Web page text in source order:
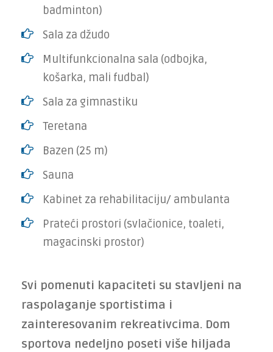
badminton)
Sala za džudo
Multifunkcionalna sala (odbojka,
košarka, mali fudbal)
Sala za gimnastiku
Teretana
Bazen (25 m)
Sauna
Kabinet za rehabilitaciju/ ambulanta
Prateći prostori (svlačionice, toaleti,
magacinski prostor)
Svi pomenuti kapaciteti su stavljeni na
raspolaganje sportistima i
zainteresovanim rekreativcima. Dom
sportova nedeljno poseti više hiljada